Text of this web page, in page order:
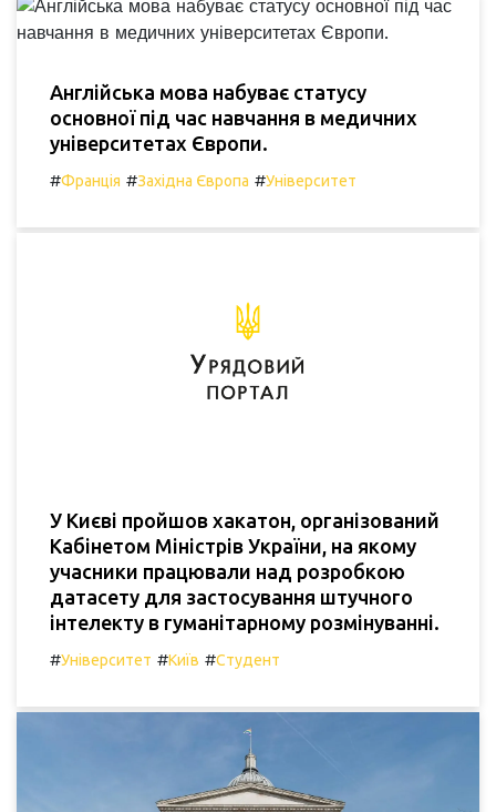
Англійська мова набуває статусу
основної під час навчання в медичних
університетах Європи.
#Франція #Західна Європа #Університет
У Києві пройшов хакатон, організований
Кабінетом Міністрів України, на якому
учасники працювали над розробкою
датасету для застосування штучного
інтелекту в гуманітарному розмінуванні.
#Університет #Київ #Студент